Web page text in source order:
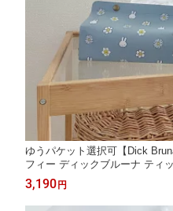
ゆうパケット選択可【Dick
フィー ディックブルーナ ティ
ルジュ楽天市場店 ヘミングス
3,190円